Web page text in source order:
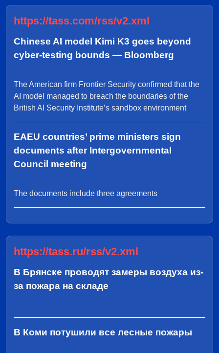
https://tass.com/rss/v2.xml
Chinese AI model Kimi K3 goes beyond
cyber-testing bounds — Bloomberg
The American firm Frontier Security confirmed that the
AI model managed to breach the boundaries of the
British AI Security Institute’s sandbox environment
EAEU countries’ prime ministers sign
documents after Intergovernmental
Council meeting
The documents include three agreements
https://tass.ru/rss/v2.xml
В Брянске проводят замеры воздуха из-
за пожара на складе
В Коми потушили все лесные пожары